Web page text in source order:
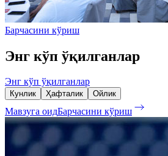
Барчасини кўриш
Энг кўп ўқилганлар
Энг кўп ўқилганлар
Кунлик Ҳафталик Ойлик
Мавзуга оидБарчасини кўриш